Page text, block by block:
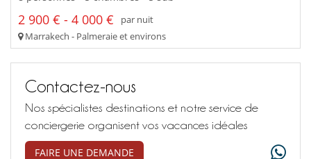
2 900 € - 4 000 €
par nuit
Marrakech - Palmeraie et environs
Contactez-nous
Nos spécialistes destinations et notre service de
conciergerie organisent vos vacances idéales
FAIRE UNE DEMANDE